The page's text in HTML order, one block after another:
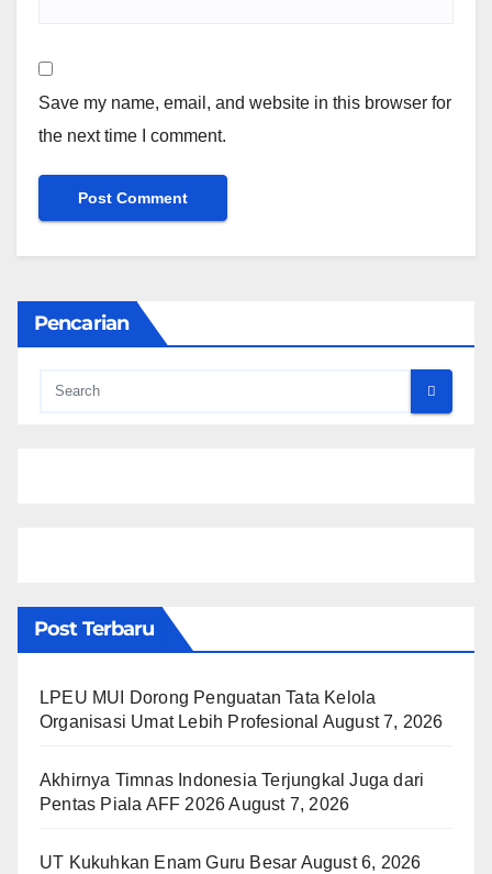
Save my name, email, and website in this browser for
the next time I comment.
Pencarian
Post Terbaru
LPEU MUI Dorong Penguatan Tata Kelola
Organisasi Umat Lebih Profesional August 7, 2026
Akhirnya Timnas Indonesia Terjungkal Juga dari
Pentas Piala AFF 2026 August 7, 2026
UT Kukuhkan Enam Guru Besar August 6, 2026